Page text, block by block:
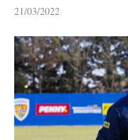
21/03/2022